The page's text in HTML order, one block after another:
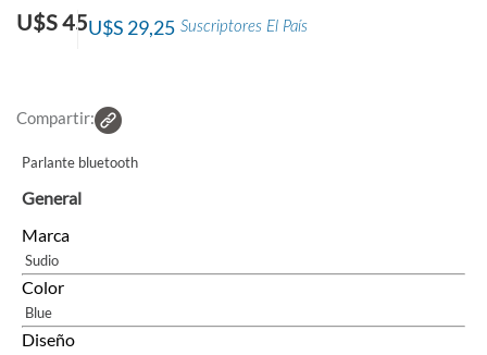
U$S 45 Suscriptores El País
U$S 29,25
Compartir:
Parlante bluetooth
General
Marca
Sudio
Color
Blue
Diseño